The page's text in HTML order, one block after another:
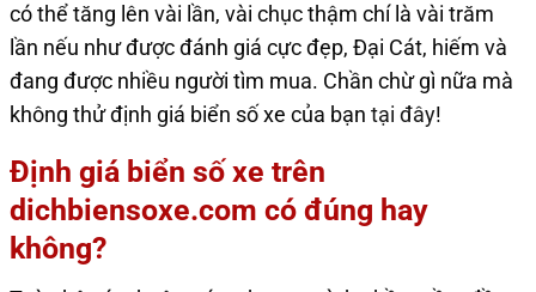
có thể tăng lên vài lần, vài chục thậm chí là vài trăm
lần nếu như được đánh giá cực đẹp, Đại Cát, hiếm và
đang được nhiều người tìm mua. Chần chừ gì nữa mà
không thử định giá biển số xe của bạn tại đây!
Định giá biển số xe trên
dichbiensoxe.com có đúng hay
không?